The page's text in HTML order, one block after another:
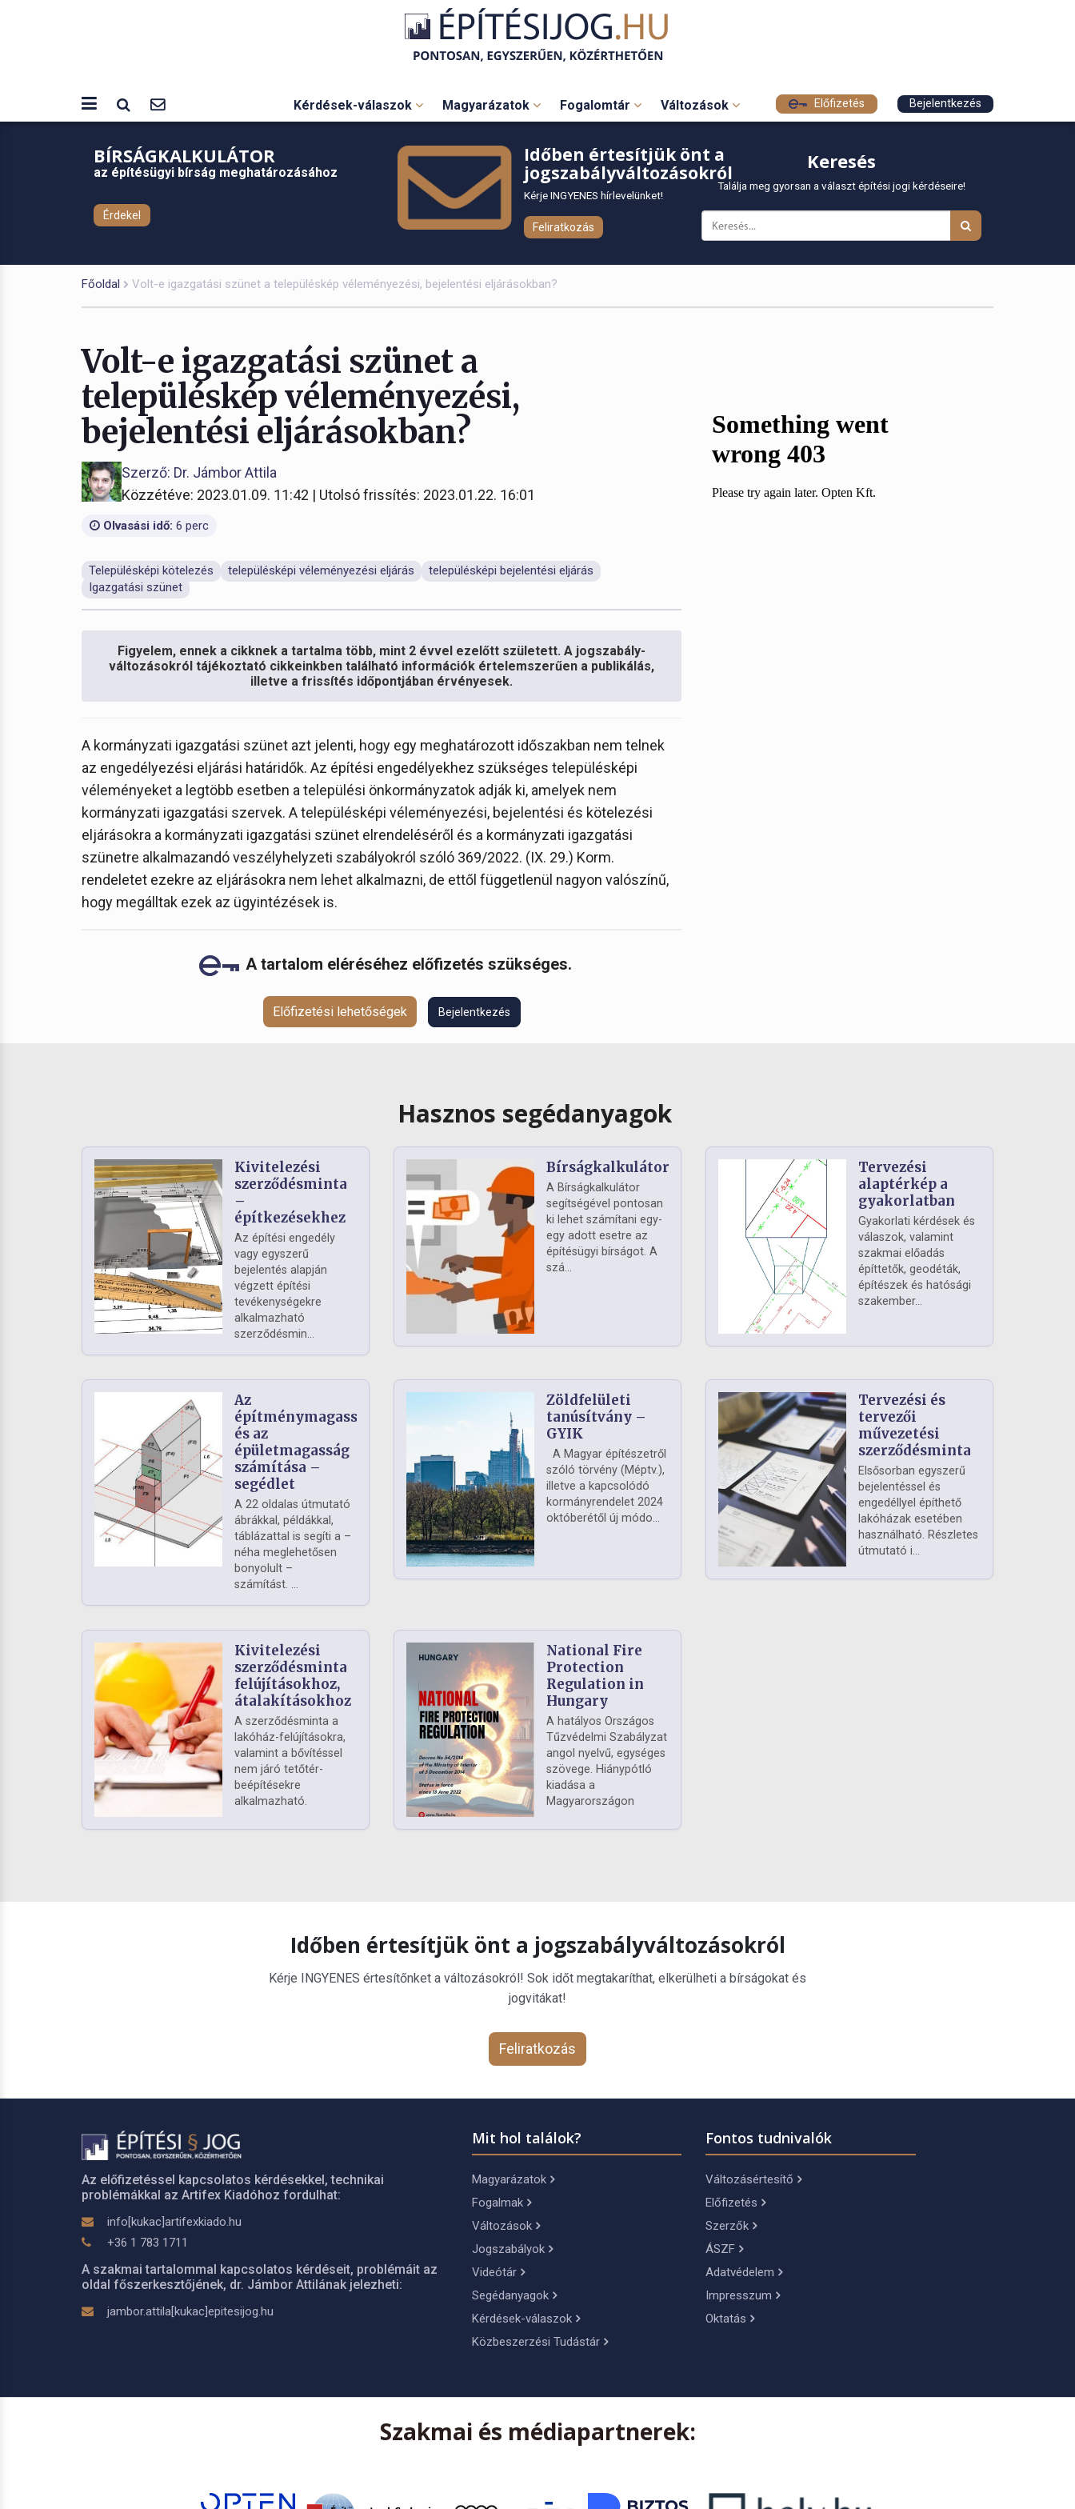
Kérdések-válaszok Magyarázatok Fogalomtár Változások Előfizetés Bejelentkezés
BÍRSÁGKALKULÁTOR
az építésügyi bírság meghatározásához
Érdekel
Időben értesítjük önt a
jogszabályváltozásokról
Kérje INGYENES hírlevelünket!
Feliratkozás
Keresés
Találja meg gyorsan a választ építési jogi kérdéseire!
Főoldal Volt-e igazgatási szünet a településkép véleményezési, bejelentési eljárásokban?
Volt-e igazgatási szünet a
településkép véleményezési,
bejelentési eljárásokban?
Szerző: Dr. Jámbor Attila
Közzétéve: 2023.01.09. 11:42 | Utolsó frissítés: 2023.01.22. 16:01
Olvasási idő: 6 perc
Településképi kötelezés településképi véleményezési eljárás
településképi bejelentési eljárás
Igazgatási szünet
Figyelem, ennek a cikknek a tartalma több, mint 2 évvel ezelőtt született. A jogszabály-
változásokról tájékoztató cikkeinkben található információk értelemszerűen a publikálás,
illetve a frissítés időpontjában érvényesek.
A kormányzati igazgatási szünet azt jelenti, hogy egy meghatározott időszakban nem telnek
az engedélyezési eljárási határidők. Az építési engedélyekhez szükséges településképi
véleményeket a legtöbb esetben a települési önkormányzatok adják ki, amelyek nem
kormányzati igazgatási szervek. A településképi véleményezési, bejelentési és kötelezési
eljárásokra a kormányzati igazgatási szünet elrendeléséről és a kormányzati igazgatási
szünetre alkalmazandó veszélyhelyzeti szabályokról szóló 369/2022. (IX. 29.) Korm.
rendeletet ezekre az eljárásokra nem lehet alkalmazni, de ettől függetlenül nagyon valószínű,
hogy megálltak ezek az ügyintézések is.
A tartalom eléréséhez előfizetés szükséges.
Előfizetési lehetőségek Bejelentkezés
Hasznos segédanyagok
Kivitelezési
szerződésminta
–
építkezésekhez
Az építési engedély
vagy egyszerű
bejelentés alapján
végzett építési
tevékenységekre
alkalmazható
szerződésmin...
Bírságkalkulátor
A Bírságkalkulátor
segítségével pontosan
ki lehet számítani egy-
egy adott esetre az
építésügyi bírságot. A
szá...
Tervezési
alaptérkép a
gyakorlatban
Gyakorlati kérdések és
válaszok, valamint
szakmai előadás
építtetők, geodéták,
építészek és hatósági
szakember...
Az
építménymagasság
és az
épületmagasság
számítása –
segédlet
A 22 oldalas útmutató
ábrákkal, példákkal,
táblázattal is segíti a –
néha meglehetősen
bonyolult –
számítást. ...
Zöldfelületi
tanúsítvány –
GYIK
A Magyar építészetről
szóló törvény (Méptv.),
illetve a kapcsolódó
kormányrendelet 2024
októberétől új módo...
Tervezési és
tervezői
művezetési
szerződésminta
Elsősorban egyszerű
bejelentéssel és
engedéllyel építhető
lakóházak esetében
használható. Részletes
útmutató i...
Kivitelezési
szerződésminta
felújításokhoz,
átalakításokhoz
A szerződésminta a
lakóház-felújításokra,
valamint a bővítéssel
nem járó tetőtér-
beépítésekre
alkalmazható.
National Fire
Protection
Regulation in
Hungary
A hatályos Országos
Tűzvédelmi Szabályzat
angol nyelvű, egységes
szövege. Hiánypótló
kiadása a
Magyarországon
Időben értesítjük önt a jogszabályváltozásokról
Kérje INGYENES értesítőnket a változásokról! Sok időt megtakaríthat, elkerülheti a bírságokat és
jogvitákat!
Feliratkozás
Az előfizetéssel kapcsolatos kérdésekkel, technikai
problémákkal az Artifex Kiadóhoz fordulhat:
info[kukac]artifexkiado.hu
+36 1 783 1711
A szakmai tartalommal kapcsolatos kérdéseit, problémáit az
oldal főszerkesztőjének, dr. Jámbor Attilának jelezheti:
jambor.attila[kukac]epitesijog.hu
Mit hol találok?
Magyarázatok
Fogalmak
Változások
Jogszabályok
Videótár
Segédanyagok
Kérdések-válaszok
Közbeszerzési Tudástár
Fontos tudnivalók
Változásértesítő
Előfizetés
Szerzők
ÁSZF
Adatvédelem
Impresszum
Oktatás
Szakmai és médiapartnerek: